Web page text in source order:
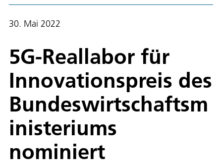
30. Mai 2022
5G-Reallabor für
Innovationspreis des
Bundeswirtschaftsm
inisteriums
nominiert